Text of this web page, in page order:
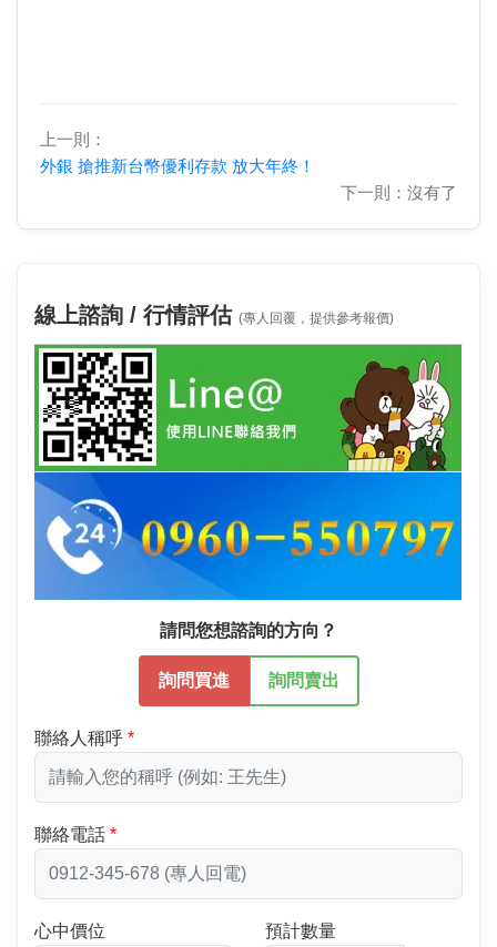
上一則：
外銀 搶推新台幣優利存款 放大年終！
下一則：沒有了
線上諮詢 / 行情評估 (專人回覆，提供參考報價)
請問您想諮詢的方向？
詢問買進 詢問賣出
聯絡人稱呼
聯絡電話
心中價位
預計數量